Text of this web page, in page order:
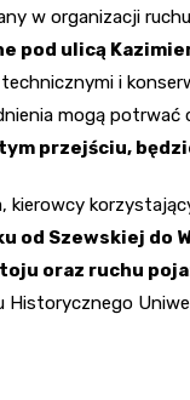
w organizacji
ulicą
i
mogą potrwać
przejściu,
kierowcy
od Szewskiej do
oraz ruchu